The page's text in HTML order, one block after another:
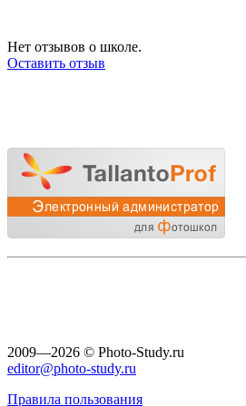
Нет отзывов о школе.
Оставить отзыв
2009—2026 © Photo-Study.ru
editor@photo-study.ru
Правила пользования